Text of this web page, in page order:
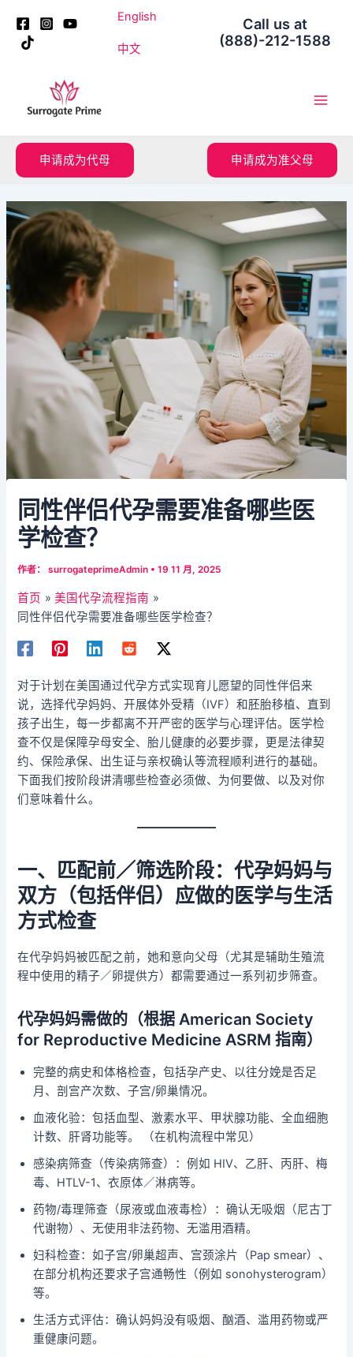
English
中文
Call us at
(888)-212-1588
申请成为代母 申请成为准父母
同性伴侣代孕需要准备哪些医
学检查？
作者： surrogateprimeAdmin •19 11 月, 2025
首页
美国代孕流程指南
同性伴侣代孕需要准备哪些医学检查？
对于计划在美国通过代孕方式实现育儿愿望的同性伴侣来
说，选择代孕妈妈、开展体外受精（IVF）和胚胎移植、直到
孩子出生，每一步都离不开严密的医学与心理评估。医学检
查不仅是保障孕母安全、胎儿健康的必要步骤，更是法律契
约、保险承保、出生证与亲权确认等流程顺利进行的基础。
下面我们按阶段讲清哪些检查必须做、为何要做、以及对你
们意味着什么。
一、匹配前／筛选阶段：代孕妈妈与
双方（包括伴侣）应做的医学与生活
方式检查
在代孕妈妈被匹配之前，她和意向父母（尤其是辅助生殖流
程中使用的精子／卵提供方）都需要通过一系列初步筛查。
代孕妈妈需做的（根据 American Society
for Reproductive Medicine ASRM 指南）
完整的病史和体格检查，包括孕产史、以往分娩是否足
月、剖宫产次数、子宫/卵巢情况。
血液化验：包括血型、激素水平、甲状腺功能、全血细胞
计数、肝肾功能等。 （在机构流程中常见）
感染病筛查（传染病筛查）：例如 HIV、乙肝、丙肝、梅
毒、HTLV-1、衣原体／淋病等。
药物/毒理筛查（尿液或血液毒检）：确认无吸烟（尼古丁
代谢物）、无使用非法药物、无滥用酒精。
妇科检查：如子宫/卵巢超声、宫颈涂片（Pap smear）、
在部分机构还要求子宫通畅性（例如 sonohysterogram）
等。
生活方式评估：确认妈妈没有吸烟、酗酒、滥用药物或严
重健康问题。
navigation